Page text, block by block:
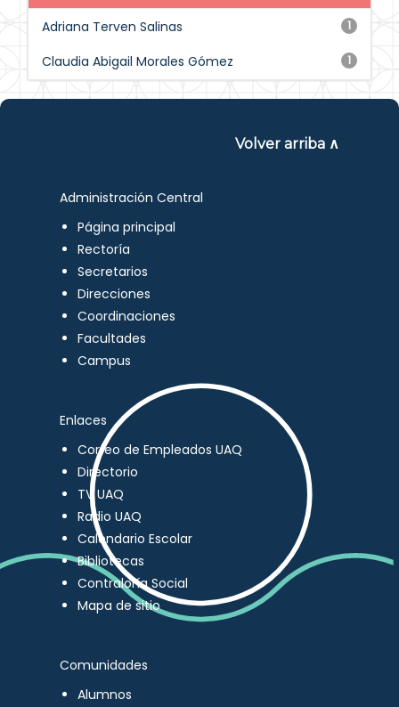
1
Adriana Terven Salinas
1
Claudia Abigail Morales Gómez
Volver arriba ∧
Administración Central
Página principal
Rectoría
Secretarios
Direcciones
Coordinaciones
Facultades
Campus
Enlaces
Correo de Empleados UAQ
Directorio
TV UAQ
Radio UAQ
Calendario Escolar
Bibliotecas
Contraloría Social
Mapa de sitio
Comunidades
Alumnos